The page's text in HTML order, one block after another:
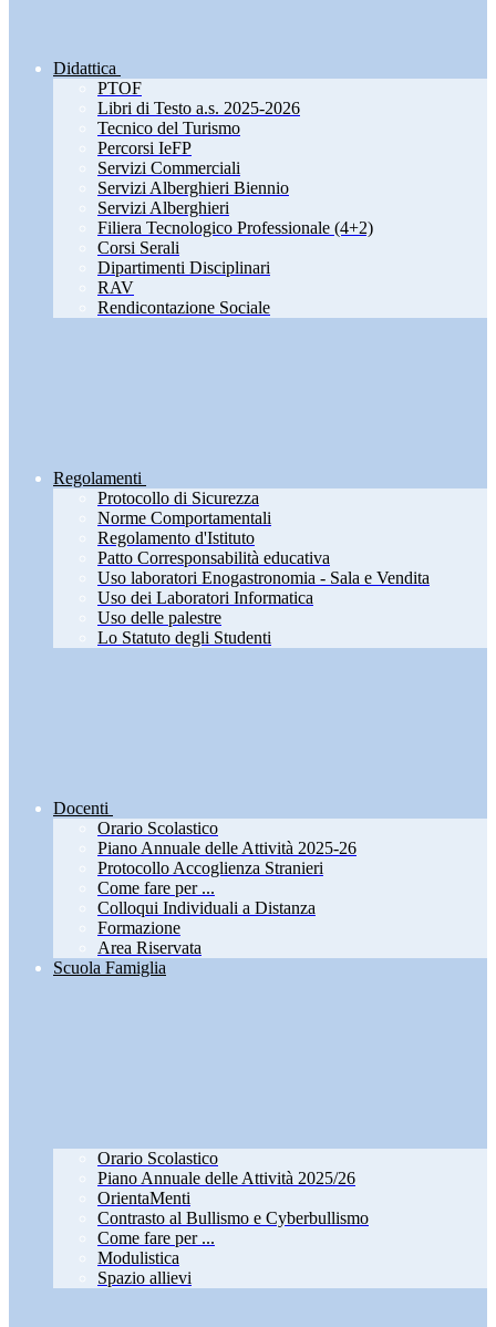
Didattica
PTOF
Libri di Testo a.s. 2025-2026
Tecnico del Turismo
Percorsi IeFP
Servizi Commerciali
Servizi Alberghieri Biennio
Servizi Alberghieri
Filiera Tecnologico Professionale (4+2)
Corsi Serali
Dipartimenti Disciplinari
RAV
Rendicontazione Sociale
Regolamenti
Protocollo di Sicurezza
Norme Comportamentali
Regolamento d'Istituto
Patto Corresponsabilità educativa
Uso laboratori Enogastronomia - Sala e Vendita
Uso dei Laboratori Informatica
Uso delle palestre
Lo Statuto degli Studenti
Docenti
Orario Scolastico
Piano Annuale delle Attività 2025-26
Protocollo Accoglienza Stranieri
Come fare per ...
Colloqui Individuali a Distanza
Formazione
Area Riservata
Scuola Famiglia
Orario Scolastico
Piano Annuale delle Attività 2025/26
OrientaMenti
Contrasto al Bullismo e Cyberbullismo
Come fare per ...
Modulistica
Spazio allievi